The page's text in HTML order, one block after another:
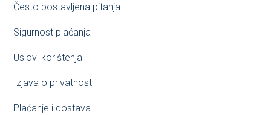
Često postavljena pitanja
Sigurnost plaćanja
Uslovi korištenja
Izjava o privatnosti
Plaćanje i dostava